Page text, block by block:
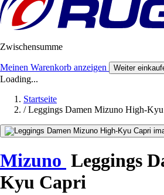
Zwischensumme
Meinen Warenkorb anzeigen Weiter
Loading...
Startseite
/ Leggings Damen Mizuno High-
Mizuno Leggings
Kyu Capri